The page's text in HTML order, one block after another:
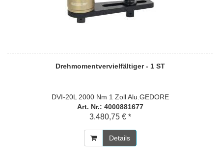
Drehmomentvervielfältiger - 1 ST
DVI-20L 2000 Nm 1 Zoll Alu.GEDORE
Art. Nr.: 4000881677
3.480,75 € *
Details